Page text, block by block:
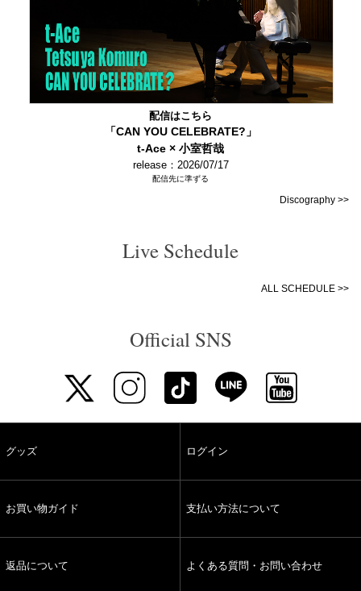
配信はこちら
「CAN YOU CELEBRATE?」
t-Ace × 小室哲哉
release：2026/07/17
配信先に準ずる
Discography >>
Live Schedule
ALL SCHEDULE >>
Official SNS
グッズ ログイン
お買い物ガイド 支払い方法について
返品について よくある質問・お問い合わせ